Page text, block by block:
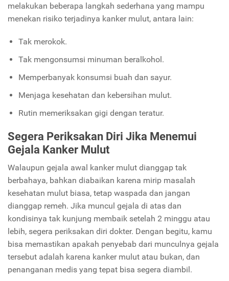
melakukan beberapa langkah sederhana yang mampu
menekan risiko terjadinya kanker mulut, antara lain:
Tak merokok.
Tak mengonsumsi minuman beralkohol.
Memperbanyak konsumsi buah dan sayur.
Menjaga kesehatan dan kebersihan mulut.
Rutin memeriksakan gigi dengan teratur.
Segera Periksakan Diri Jika Menemui
Gejala Kanker Mulut
Walaupun gejala awal kanker mulut dianggap tak
berbahaya, bahkan diabaikan karena mirip masalah
kesehatan mulut biasa, tetap waspada dan jangan
dianggap remeh. Jika muncul gejala di atas dan
kondisinya tak kunjung membaik setelah 2 minggu atau
lebih, segera periksakan diri dokter. Dengan begitu, kamu
bisa memastikan apakah penyebab dari munculnya gejala
tersebut adalah karena kanker mulut atau bukan, dan
penanganan medis yang tepat bisa segera diambil.